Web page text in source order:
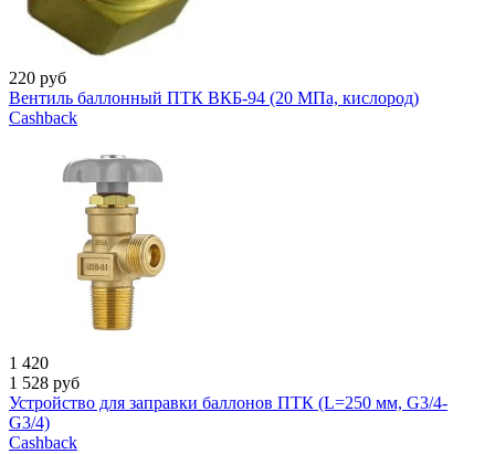
220 руб
Вентиль баллонный ПТК ВКБ-94 (20 МПа, кислород)
Cashback
1 420
1 528 руб
Устройство для заправки баллонов ПТК (L=250 мм, G3/4-
G3/4)
Cashback